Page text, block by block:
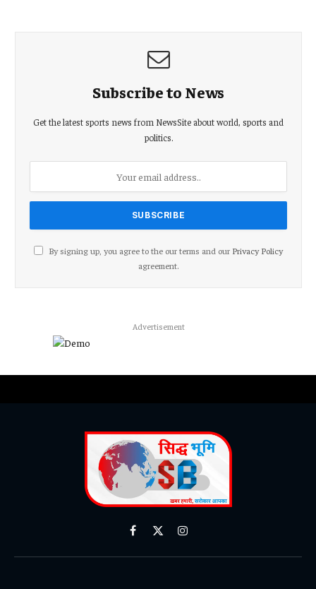
Subscribe to News
Get the latest sports news from NewsSite about world, sports and
politics.
By signing up, you agree to the our terms and our Privacy Policy
agreement.
Advertisement
Facebook
X
Instagram